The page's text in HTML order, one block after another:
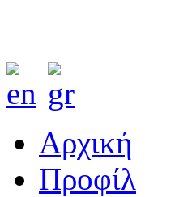
Αρχική
Προφίλ